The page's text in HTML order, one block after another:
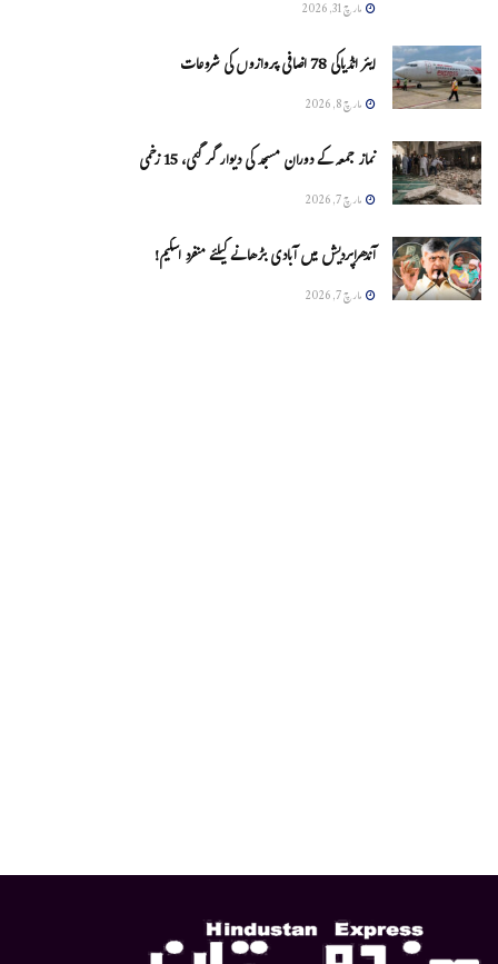
مارچ 31, 2026
ایئر انڈیاکی 78 اضافی پروازوں کی شروعات
مارچ 8, 2026
نماز جمعہ کے دوران مسجد کی دیوار گر گئی، 15 زخمی
مارچ 7, 2026
آندھراپردیش میں آبادی بڑھانے کیلئے منفرد اسکیم!
مارچ 7, 2026